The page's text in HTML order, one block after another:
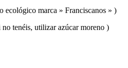
ecológico marca » Franciscanos » )
tenéis, utilizar azúcar moreno )